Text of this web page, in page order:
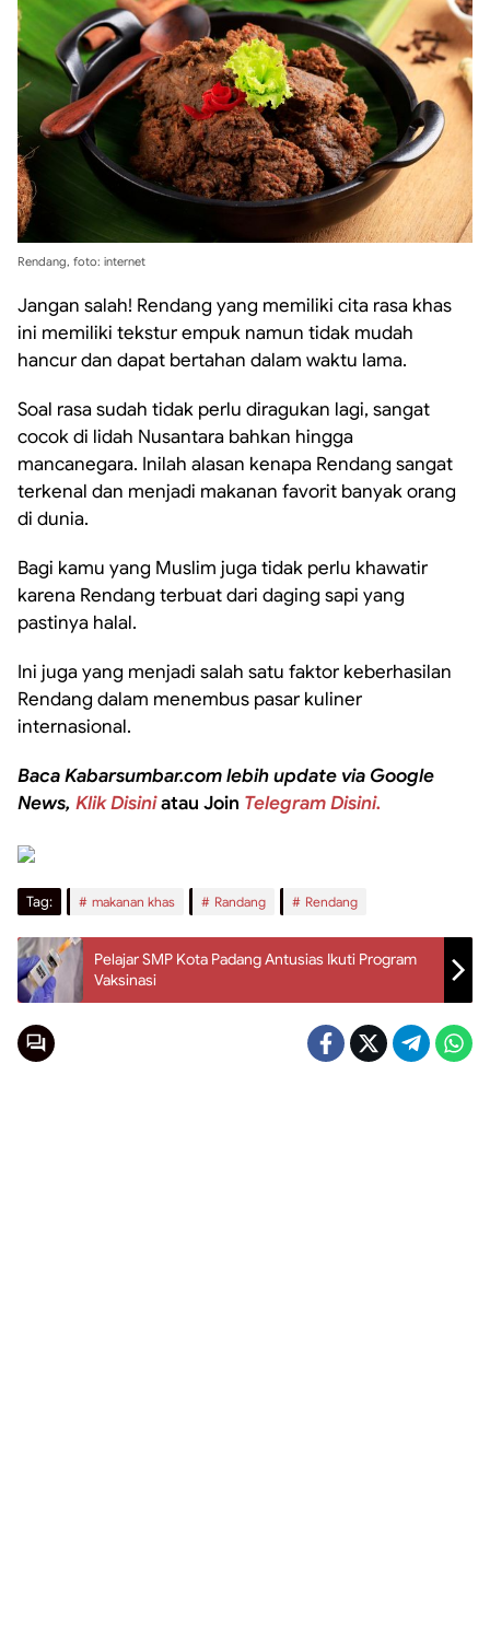
Rendang, foto: internet
Jangan salah! Rendang yang memiliki cita rasa khas
ini memiliki tekstur empuk namun tidak mudah
hancur dan dapat bertahan dalam waktu lama.
Soal rasa sudah tidak perlu diragukan lagi, sangat
cocok di lidah Nusantara bahkan hingga
mancanegara. Inilah alasan kenapa Rendang sangat
terkenal dan menjadi makanan favorit banyak orang
di dunia.
Bagi kamu yang Muslim juga tidak perlu khawatir
karena Rendang terbuat dari daging sapi yang
pastinya halal.
Ini juga yang menjadi salah satu faktor keberhasilan
Rendang dalam menembus pasar kuliner
internasional.
Baca Kabarsumbar.com lebih update via Google
News, Klik Disiniatau Join Telegram Disini.
Tag: makanan khas Randang Rendang
Pelajar SMP Kota Padang Antusias Ikuti Program
Vaksinasi